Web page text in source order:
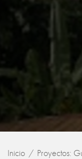
Inicio
Proyectos: